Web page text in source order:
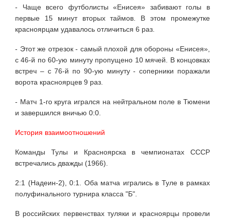
- Чаще всего футболисты «Енисея» забивают голы в
первые 15 минут вторых таймов. В этом промежутке
красноярцам удавалось отличиться 6 раз.
- Этот же отрезок - самый плохой для обороны «Енисея»,
с 46-й по 60-ую минуту пропущено 10 мячей. В концовках
встреч – с 76-й по 90-ую минуту - соперники поражали
ворота красноярцев 9 раз.
- Матч 1-го круга игрался на нейтральном поле в Тюмени
и завершился вничью 0:0.
История взаимоотношений
Команды Тулы и Красноярска в чемпионатах СССР
встречались дважды (1966).
2:1 (Надеин-2), 0:1. Оба матча игрались в Туле в рамках
полуфинального турнира класса "Б".
В российских первенствах туляки и красноярцы провели